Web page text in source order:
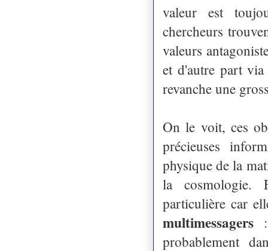
valeur est
chercheurs
valeurs
et d'autre part
revanche une
On le voit, ces
précieuses
physique de la
la cosmologie.
particulière car
multimessagers
probablement